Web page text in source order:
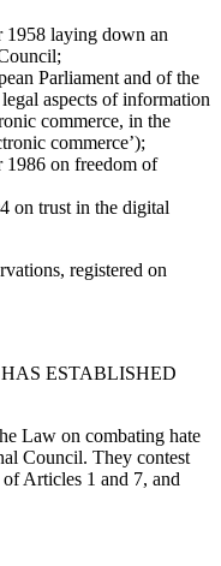
laying down an
Parliament and of the
aspects of information
commerce, in the
commerce’);
on freedom of
on trust in the digital
registered on
ESTABLISHED
Law on combating hate
Council. They contest
Articles 1 and 7, and